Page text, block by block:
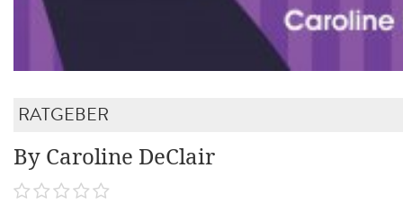
RATGEBER
By Caroline DeClair